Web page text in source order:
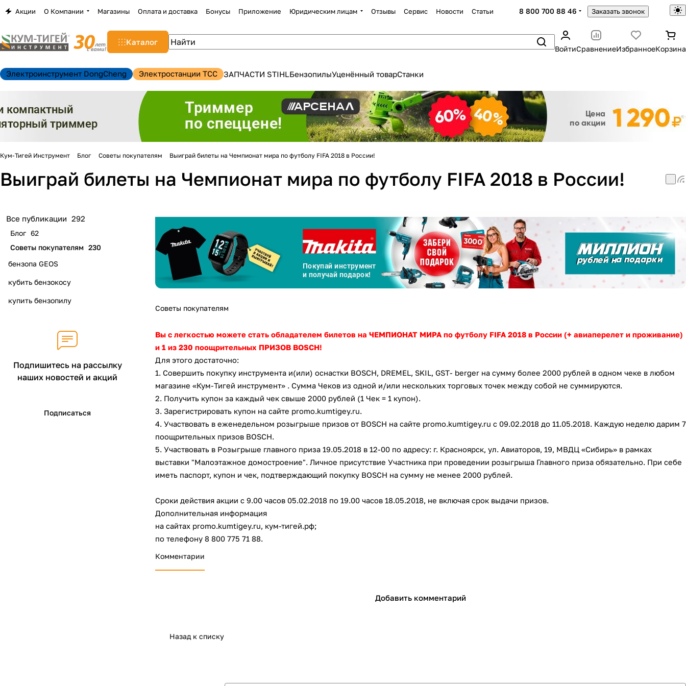
Акции О Компании Магазины Оплата и доставка Бонусы Приложение Юридическим лицам Отзывы Сервис Новости Статьи 8 800 700 88 46 Заказать звонок
Каталог
ВойтиСравнениеИзбранноеКорзина
Электроинструмент DongCheng Электростанции TCC ЗАПЧАСТИ STIHLБензопилыУценённый товарСтанки
Кум-Тигей Инструмент Блог Советы покупателям Выиграй билеты на Чемпионат мира по футболу FIFA 2018 в России!
Выиграй билеты на Чемпионат мира по футболу FIFA 2018 в России!
Советы покупателям
Вы с легкостью можете стать обладателем билетов на ЧЕМПИОНАТ МИРА по футболу FIFA 2018 в России (+ авиаперелет и проживание)
и 1 из 230 поощрительных ПРИЗОВ BOSCH!
Для этого достаточно:
1. Совершить покупку инструмента и(или) оснастки BOSCH, DREMEL, SKIL, GST- berger на сумму более 2000 рублей в одном чеке в любом
магазине «Кум-Тигей инструмент» . Сумма Чеков из одной и/или нескольких торговых точек между собой не суммируются.
2. Получить купон за каждый чек свыше 2000 рублей (1 Чек = 1 купон).
3. Зарегистрировать купон на сайте promo.kumtigey.ru.
4. Участвовать в еженедельном розыгрыше призов от BOSCH на сайте promo.kumtigey.ru с 09.02.2018 до 11.05.2018. Каждую неделю дарим 7
поощрительных призов BOSCH.
5. Участвовать в Розыгрыше главного приза 19.05.2018 в 12-00 по адресу: г. Красноярск, ул. Авиаторов, 19, МВДЦ «Сибирь» в рамках
выставки "Малоэтажное домостроение". Личное присутствие Участника при проведении розыгрыша Главного приза обязательно. При себе
иметь паспорт, купон и чек, подтверждающий покупку BOSCH на сумму не менее 2000 рублей.
Сроки действия акции с 9.00 часов 05.02.2018 по 19.00 часов 18.05.2018, не включая срок выдачи призов.
Дополнительная информация
на сайтах promo.kumtigey.ru, кум-тигей.рф;
по телефону 8 800 775 71 88.
Комментарии
Добавить комментарий
Назад к списку
Все публикации 292
Блог 62
Советы покупателям 230
бензопа GEOS
кубить бензокосу
купить бензопилу
Подпишитесь на рассылку
наших новостей и акций
Подписаться
Для клиентов всех банков
Разбейтеоплату
на частибез переплат
Сегодня
25%
25% картой любого банка
Получайте товарвыбранный способом
Оставшиеся75% будутсписываться
с вашей картыпо25% каждые 2 недели
Подробнее